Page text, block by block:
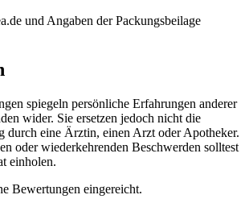
und Angaben der Packungsbeilage
spiegeln persönliche Erfahrungen anderer
wider. Sie ersetzen jedoch nicht die
durch eine Ärztin, einen Arzt oder Apotheker.
oder wiederkehrenden Beschwerden solltest
einholen.
Bewertungen eingereicht.